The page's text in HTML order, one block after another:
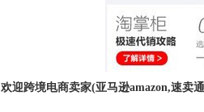
欢迎跨境电商卖家(亚马逊amazon,速卖